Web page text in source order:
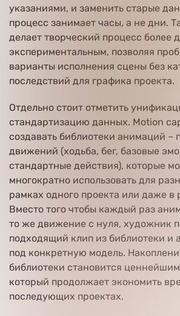
указаниями, и заменить старые
процесс занимает часы, а не дни.
делает творческий процесс более
экспериментальным, позволяя
варианты исполнения сцены без
последствий для графика проекта.
Отдельно стоит отметить
стандартизацию данных. Motion
создавать библиотеки анимаций –
движений (ходьба, бег, базовые
стандартные действия), которые
многократно использовать для
рамках одного проекта или даже в
Вместо того чтобы каждый раз
то же движение с нуля, художник
подходящий клип из библиотеки и
под конкретную модель.
библиотеки становится
который продолжает экономить
последующих проектах.